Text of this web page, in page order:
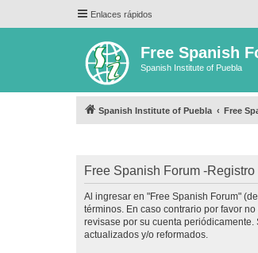
Enlaces rápidos
Free Spanish
Spanish Institute of Puebla
Spanish Institute of Puebla Free
Free Spanish Forum -Registro
Al ingresar en "Free Spanish Forum"
términos. En caso contrario por favor
revisase por su cuenta
actualizados y/o reformados.